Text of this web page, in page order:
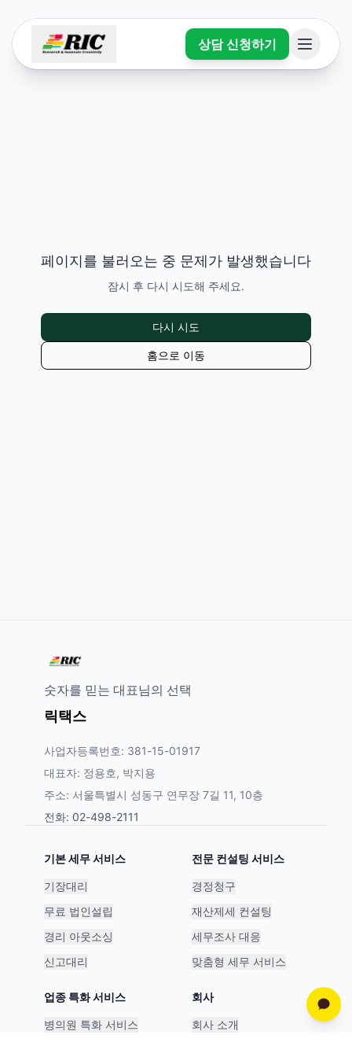
상담 신청하기
페이지를 불러오는 중 문제가 발생했습니다
잠시 후 다시 시도해 주세요.
다시 시도
홈으로 이동
숫자를 믿는 대표님의 선택
릭택스
사업자등록번호: 381-15-01917
대표자: 정용호, 박지용
주소: 서울특별시 성동구 연무장 7길 11, 10층
전화: 02-498-2111
기본 세무 서비스
기장대리
무료 법인설립
경리 아웃소싱
신고대리
전문 컨설팅 서비스
경정청구
재산제세 컨설팅
세무조사 대응
맞춤형 세무 서비스
업종 특화 서비스
병의원 특화 서비스
회사
회사 소개